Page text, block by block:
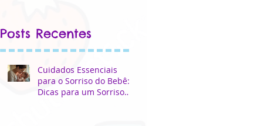
Posts Recentes
Cuidados Essenciais
para o Sorriso do Bebê:
Dicas para um Sorriso